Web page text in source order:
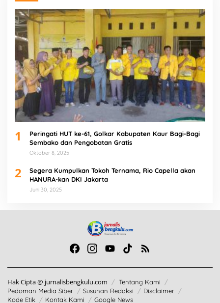
1
Peringati HUT ke-61, Golkar Kabupaten Kaur Bagi-Bagi
Sembako dan Pengobatan Gratis
Oktober 8, 2025
2
Segera Kumpulkan Tokoh Ternama, Rio Capella akan
HANURA-kan DKI Jakarta
Juni 30, 2025
Hak Cipta @ jurnalisbengkulu.com
Tentang Kami
Pedoman Media Siber
Susunan Redaksi
Disclaimer
Kode Etik
Kontak Kami Google News